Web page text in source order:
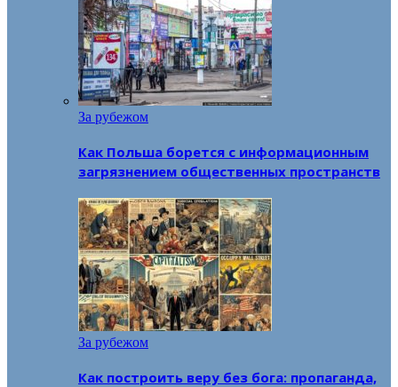
За рубежом
Как Польша борется с информационным
загрязнением общественных пространств
За рубежом
Как построить веру без бога: пропаганда,